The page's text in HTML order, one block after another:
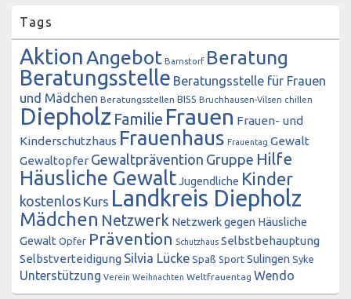
Tags
AktionAngebot Barnstorf Beratung
Beratungsstelle Beratungsstelle für Frauen
und Mädchen Beratungsstellen BISS Bruchhausen-Vilsen chillen
Diepholz Familie Frauen Frauen- und
Kinderschutzhaus Frauenhaus Frauentag Gewalt
Gewaltopfer Gewaltprävention Gruppe Hilfe
Häusliche GewaltJugendliche Kinder
kostenlos Kurs Landkreis Diepholz
Mädchen Netzwerk Netzwerk gegen Häusliche
Gewalt Opfer Prävention Schutzhaus Selbstbehauptung
Selbstverteidigung Silvia Lücke Spaß Sport Sulingen Syke
Unterstützung Verein Weihnachten Weltfrauentag Wendo